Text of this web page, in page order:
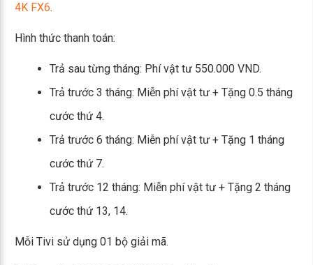
4K FX6.
Hình thức thanh toán:
Trả sau từng tháng: Phí vật tư 550.000 VND.
Trả trước 3 tháng: Miễn phí vật tư + Tặng 0.5 tháng
cước thứ 4.
Trả trước 6 tháng: Miễn phí vật tư + Tặng 1 tháng
cước thứ 7.
Trả trước 12 tháng: Miễn phí vật tư + Tặng 2 tháng
cước thứ 13, 14.
Mỗi Tivi sử dụng 01 bộ giải mã.